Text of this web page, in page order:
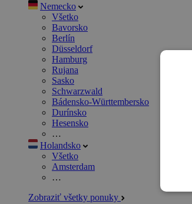
Nemecko
Všetko
Bavorsko
Berlín
Düsseldorf
Hamburg
Rujana
Sasko
Schwarzwald
Bádensko-Württembersko
Durínsko
Hesensko
…
Holandsko
Všetko
Amsterdam
…
Zobraziť všetky ponuky